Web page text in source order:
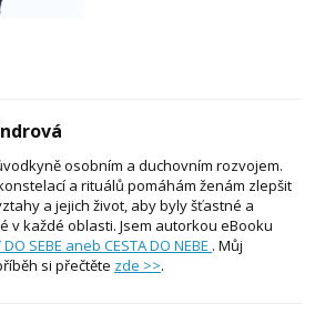
osobním a duchovním rozvojem.
a rituálů pomáhám ženám zlepšit
a jejich život, aby byly šťastné a
v každé oblasti. Jsem autorkou eBooku
DO SEBE aneb CESTA DO NEBE . Můj
si přečtěte zde >>.